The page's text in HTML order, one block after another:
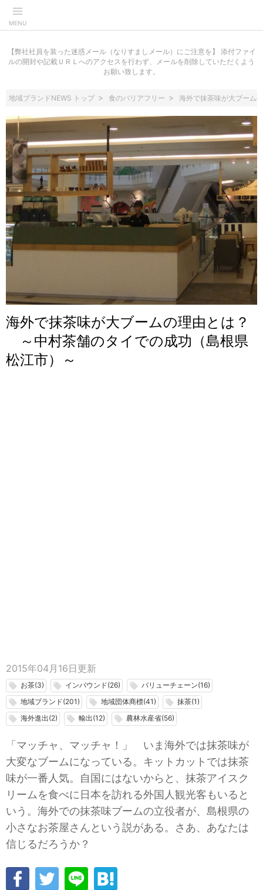
MENU
【弊社社員を装った迷惑メール（なりすましメール）にご注意を】 添付ファイ
ルの開封や記載ＵＲＬへのアクセスを行わず、メールを削除していただくよう
お願い致します。
地域ブランドNEWS トップ 食のバリアフリー 海外で抹茶味が大ブーム
海外で抹茶味が大ブームの理由とは？
～中村茶舗のタイでの成功（島根県
松江市）～
2015年04月16日 更新
local_offer お茶(3) local_offer インバウンド(26) local_offer バリューチェーン(16)
local_offer 地域ブランド(201) local_offer 地域団体商標(41) local_offer 抹茶(1)
local_offer 海外進出(2) local_offer 輸出(12) local_offer 農林水産省(56)
「マッチャ、マッチャ！」 いま海外では抹茶味が
大変なブームになっている。キットカットでは抹茶
味が一番人気。自国にはないからと、抹茶アイスク
リームを食べに日本を訪れる外国人観光客もいると
いう。海外での抹茶味ブームの立役者が、島根県の
小さなお茶屋さんという説がある。さあ、あなたは
信じるだろうか？